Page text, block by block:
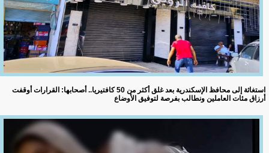
استغاثة إلى محافظ الإسكندرية بعد غلق أكثر من 50 كافتيريا.. أصحابها: القرارات أوقفت
أرزاق مئات العاملين ونطالب بفرصة لتوفيق الأوضاع